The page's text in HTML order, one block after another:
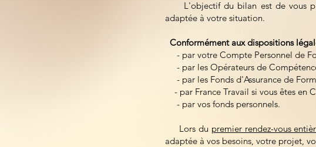
L'objectif du bilan est de vous
adaptée à votre situation.
Conformément aux dispositions
- par votre Compte Personnel de
- par les Opérateurs de
- par les Fonds d'Assurance de
- par France Travail si vous êtes en
- par vos fonds personnels.
Lors du premier rendez-vous
adaptée à vos besoins, votre projet,